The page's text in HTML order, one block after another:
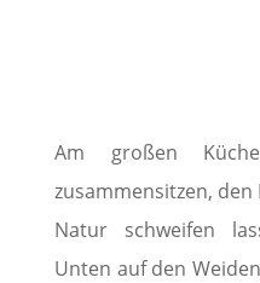
Am großen
zusammensitzen,
Natur schweifen
Unten auf den